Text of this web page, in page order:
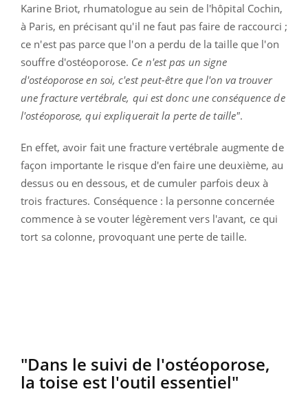
Karine Briot, rhumatologue au sein de l'hôpital Cochin,
à Paris, en précisant qu'il ne faut pas faire de raccourci ;
ce n'est pas parce que l'on a perdu de la taille que l'on
souffre d'ostéoporose. Ce n'est pas un signe
d'ostéoporose en soi, c'est peut-être que l'on va trouver
une fracture vertébrale, qui est donc une conséquence de
l'ostéoporose, qui expliquerait la perte de taille".
En effet, avoir fait une fracture vertébrale augmente de
façon importante le risque d'en faire une deuxième, au
dessus ou en dessous, et de cumuler parfois deux à
trois fractures. Conséquence : la personne concernée
commence à se vouter légèrement vers l'avant, ce qui
tort sa colonne, provoquant une perte de taille.
"Dans le suivi de l'ostéoporose,
la toise est l'outil essentiel"